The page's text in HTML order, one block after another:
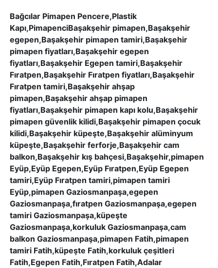
Bağcılar Pimapen Pencere,Plastik
Kapı,PimapenciBaşakşehir pimapen,Başakşehir
egepen,Başakşehir pimapen tamiri,Başakşehir
pimapen fiyatları,Başakşehir egepen
fiyatları,Başakşehir Egepen tamiri,Başakşehir
Fıratpen,Başakşehir Fıratpen fiyatları,Başakşehir
Fıratpen tamiri,Başakşehir ahşap
pimapen,Başakşehir ahşap pimapen
fiyatları,Başakşehir pimapen kapı kolu,Başakşehir
pimapen güvenlik kilidi,Başakşehir pimapen çocuk
kilidi,Başakşehir küpeşte,Başakşehir alüminyum
küpeşte,Başakşehir ferforje,Başakşehir cam
balkon,Başakşehir kış bahçesi,Başakşehir,pimapen
Eyüp,Eyüp Egepen,Eyüp Fıratpen,Eyüp Egepen
tamiri,Eyüp Fıratpen tamiri,pimapen tamiri
Eyüp,pimapen Gaziosmanpaşa,egepen
Gaziosmanpaşa,fıratpen Gaziosmanpaşa,egepen
tamiri Gaziosmanpaşa,küpeşte
Gaziosmanpaşa,korkuluk Gaziosmanpaşa,cam
balkon Gaziosmanpaşa,pimapen Fatih,pimapen
tamiri Fatih,küpeşte Fatih,korkuluk çeşitleri
Fatih,Egepen Fatih,Fıratpen Fatih,Adalar